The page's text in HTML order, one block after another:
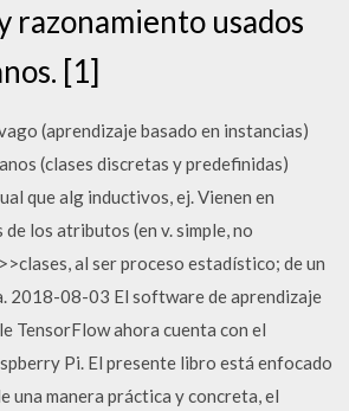
razonamiento usados
[1]
(aprendizaje basado en instancias)
(clases discretas y predefinidas)
que alg inductivos, ej. Vienen en
los atributos (en v. simple, no
al ser proceso estadístico; de un
2018-08-03 El software de aprendizaje
TensorFlow ahora cuenta con el
Pi. El presente libro está enfocado
una manera práctica y concreta, el